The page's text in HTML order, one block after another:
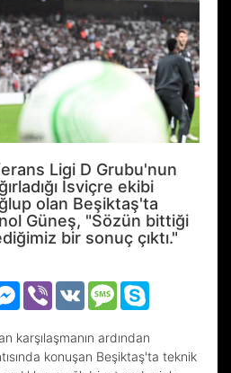
Ligi D Grubu'nun
İsviçre ekibi
olan Beşiktaş'ta
Güneş, "Sözün bittiği
bir sonuç çıktı."
Messenger
Viber VK Message
karşılaşmanın ardından
konuşan Beşiktaş'ta teknik